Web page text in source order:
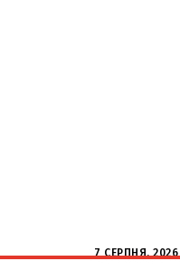
7 СЕРПНЯ, 2026